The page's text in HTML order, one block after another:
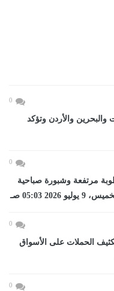
0
والأردن وتؤكد
0
9 يوليو 2026.. رطوبة مرتفعة وشبورة صباحية
05:03 صـ
0
تكثيف الحملات على الأسواق
0